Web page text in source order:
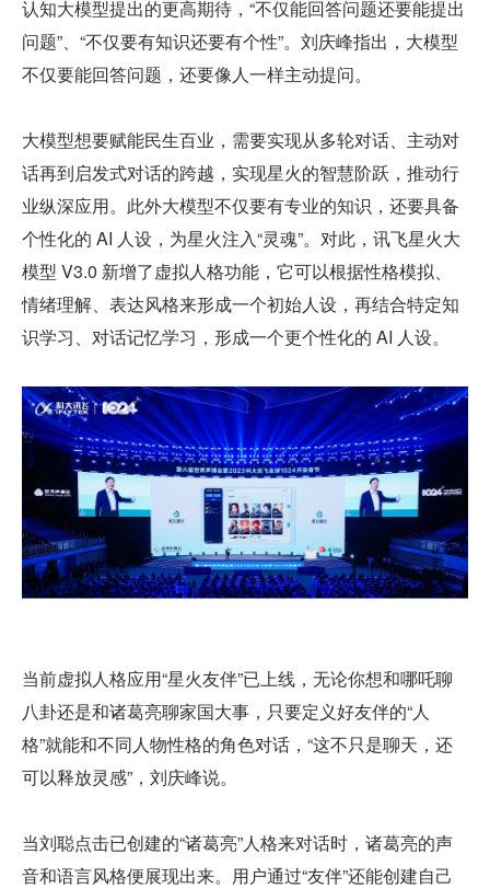
认知大模型提出的更高期待，“不仅能回答问题还要能提出
问题”、“不仅要有知识还要有个性”。刘庆峰指出，大模型
不仅要能回答问题，还要像人一样主动提问。
大模型想要赋能民生百业，需要实现从多轮对话、主动对
话再到启发式对话的跨越，实现星火的智慧阶跃，推动行
业纵深应用。此外大模型不仅要有专业的知识，还要具备
个性化的 AI 人设，为星火注入“灵魂”。对此，讯飞星火大
模型 V3.0 新增了虚拟人格功能，它可以根据性格模拟、
情绪理解、表达风格来形成一个初始人设，再结合特定知
识学习、对话记忆学习，形成一个更个性化的 AI 人设。
当前虚拟人格应用“星火友伴”已上线，无论你想和哪吒聊
八卦还是和诸葛亮聊家国大事，只要定义好友伴的“人
格”就能和不同人物性格的角色对话，“这不只是聊天，还
可以释放灵感”，刘庆峰说。
当刘聪点击已创建的“诸葛亮”人格来对话时，诸葛亮的声
音和语言风格便展现出来。用户通过“友伴”还能创建自己